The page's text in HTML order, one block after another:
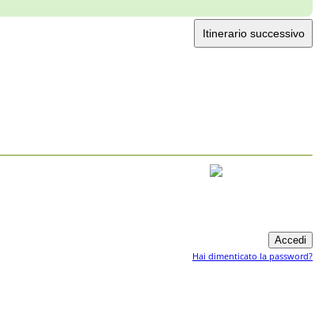
Itinerario successivo
Hai dimenticato la password?